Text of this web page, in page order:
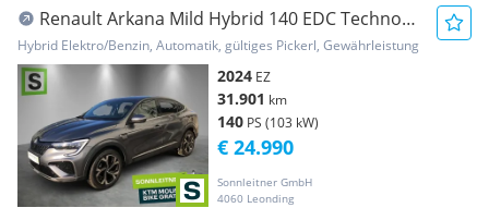
Renault Arkana Mild Hybrid 140 EDC Techno
Aut.
Hybrid Elektro/Benzin, Automatik, gültiges Pickerl, Gewährleistung
2024 EZ
31.901 km
140 PS (103 kW)
Sonnleitner GmbH
4060 Leonding
€ 24.990